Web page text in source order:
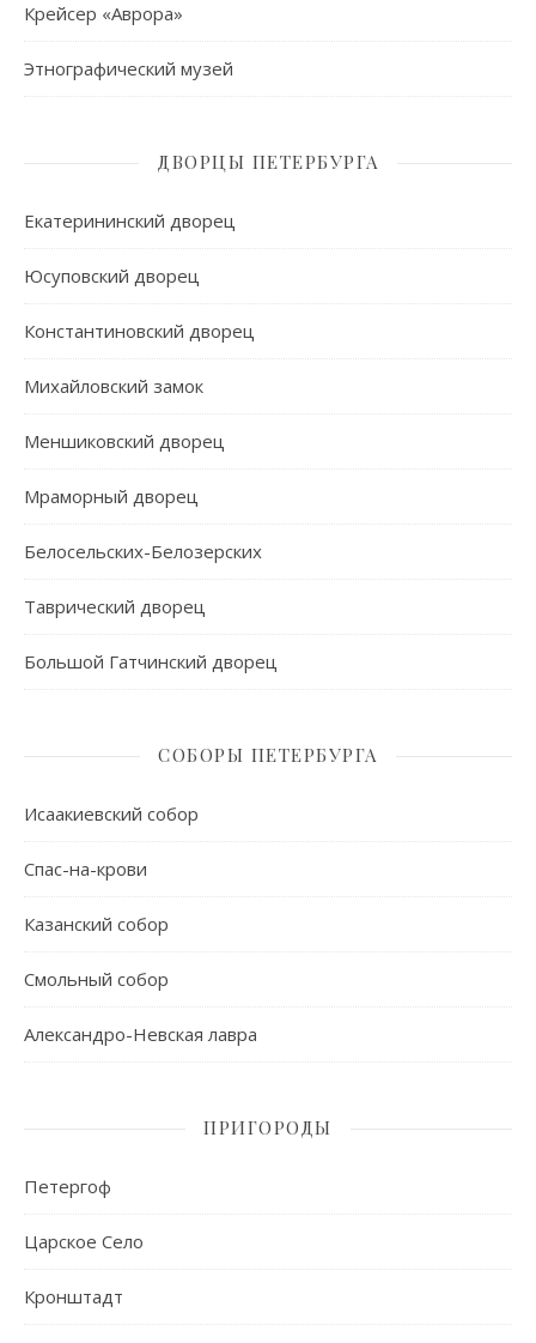
Крейсер «Аврора»
Этнографический музей
ДВОРЦЫ ПЕТЕРБУРГА
Екатерининский дворец
Юсуповский дворец
Константиновский дворец
Михайловский замок
Меншиковский дворец
Мраморный дворец
Белосельских-Белозерских
Таврический дворец
Большой Гатчинский дворец
СОБОРЫ ПЕТЕРБУРГА
Исаакиевский собор
Спас-на-крови
Казанский собор
Смольный собор
Александро-Невская лавра
ПРИГОРОДЫ
Петергоф
Царское Село
Кронштадт